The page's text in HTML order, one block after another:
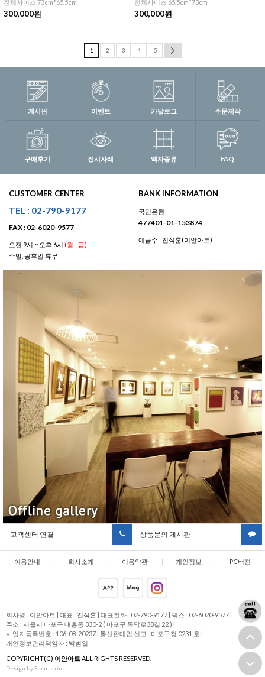
전체사이즈 73cm*65.5cm
300,000원
전체사이즈 65.5cm*73cm
300,000원
1 2 3 4 5
게시판 이벤트 카달로그 주문제작
구매후기 전시사례 액자종류 FAQ
CUSTOMER CENTER
TEL : 02-790-9177
FAX : 02-6020-9577
오전 9시 ~ 오후 6시 (월 - 금)
주말, 공휴일 휴무
BANK INFORMATION
국민은행
477401-01-153874
예금주 : 진석훈(이안아트)
고객센터 연결 상품문의 게시판
이용안내 | 회사소개 | 이용약관 | 개인정보 | PC버젼
회사명 : 이안아트 | 대표 : 진석훈 | 대표전화 : 02-790-9177 | 팩스 : 02-6020-9577 |
주소 : 서울시 마포구 대흥동 330-2 ( 마포구 독막로38길 22 ) |
사업자등록번호 : 106-08-20237 | 통신판매업 신고 : 마포구청 0231 호 |
개인정보관리책임자 : 박범일
COPYRIGHT(C) 이안아트 ALL RIGHTS RESERVED.